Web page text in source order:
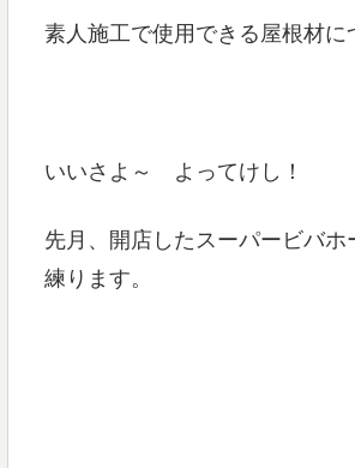
素人施工で使用できる屋根材に
いいさよ～ よってけし！
先月、開店したスーパービバ
練ります。